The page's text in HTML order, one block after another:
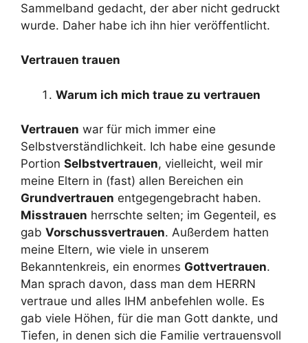
Sammelband gedacht, der aber nicht gedruckt
wurde. Daher habe ich ihn hier veröffentlicht.
Vertrauen trauen
Warum ich mich traue zu vertrauen
Vertrauen war für mich immer eine
Selbstverständlichkeit. Ich habe eine gesunde
Portion Selbstvertrauen, vielleicht, weil mir
meine Eltern in (fast) allen Bereichen ein
Grundvertrauen entgegengebracht haben.
Misstrauen herrschte selten; im Gegenteil, es
gab Vorschussvertrauen. Außerdem hatten
meine Eltern, wie viele in unserem
Bekanntenkreis, ein enormes Gottvertrauen.
Man sprach davon, dass man dem HERRN
vertraue und alles IHM anbefehlen wolle. Es
gab viele Höhen, für die man Gott dankte, und
Tiefen, in denen sich die Familie vertrauensvoll